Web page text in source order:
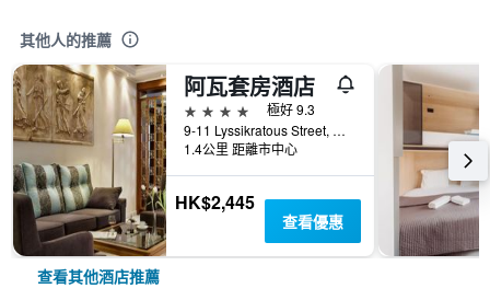
其他人的推薦
阿瓦套房酒店
4星級
極好 9.3
9-11 Lyssikratous Street, 雅典, 希臘
1.4公里 距離市中心
HK$2,445
查看優惠
查看其他酒店推薦